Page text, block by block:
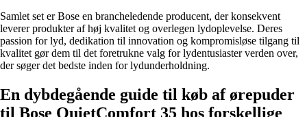
Samlet set er Bose en brancheledende producent, der konsekvent
leverer produkter af høj kvalitet og overlegen lydoplevelse. Deres
passion for lyd, dedikation til innovation og kompromisløse tilgang til
kvalitet gør dem til det foretrukne valg for lydentusiaster verden over,
der søger det bedste inden for lydunderholdning.
En dybdegående guide til køb af ørepuder
til Bose QuietComfort 35 hos forskellige